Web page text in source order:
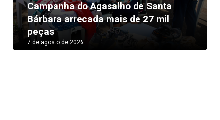
Campanha do Agasalho de Santa
Bárbara arrecada mais de 27 mil
peças
7 de agosto de 2026
Next